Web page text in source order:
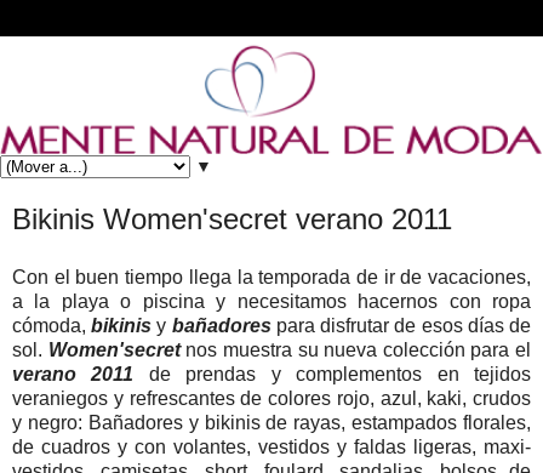
▼
Bikinis Women'secret verano 2011
Con el buen tiempo llega la temporada de ir de vacaciones,
a la playa o piscina y necesitamos hacernos con ropa
cómoda,bikinis y bañadorespara disfrutar de esos días de
sol. Women'secretnos muestra su nueva colección para el
verano 2011 de prendas y complementos en tejidos
veraniegos y refrescantes de colores rojo, azul, kaki, crudos
y negro: Bañadores y bikinis de rayas, estampados florales,
de cuadros y con volantes, vestidos y faldas ligeras, maxi-